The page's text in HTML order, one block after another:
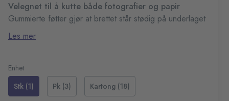
Velegnet til å kutte både fotografier og papir
Gummierte føtter gjør at brettet står stødig på underlaget
Kutter opptil 5 ark á 80g om gangen
Les mer
Enhet
Stk (1)
Pk (3) Kartong (18)